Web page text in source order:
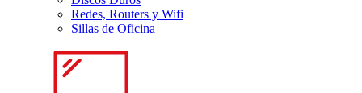
Redes, Routers y Wifi
Sillas de Oficina